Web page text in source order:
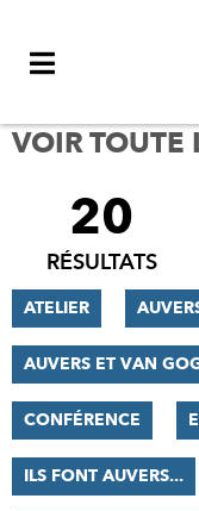
VOIR
FILTRER
RÉSULTATS
20
RÉSULTATS
ATELIER
AUVERS ET VAN
CONFÉRENCE
ILS FONT AUVERS...